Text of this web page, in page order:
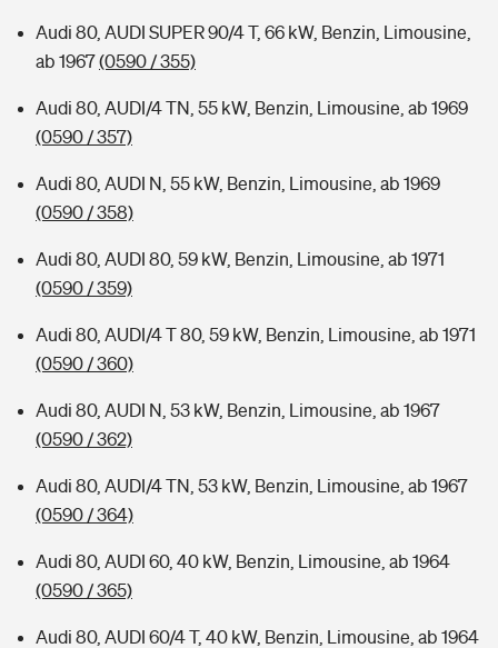
Audi 80, AUDI SUPER 90/4 T, 66 kW, Benzin, Limousine,
ab 1967(0590 / 355)
Audi 80, AUDI/4 TN, 55 kW, Benzin, Limousine, ab 1969
(0590 / 357)
Audi 80, AUDI N, 55 kW, Benzin, Limousine, ab 1969
(0590 / 358)
Audi 80, AUDI 80, 59 kW, Benzin, Limousine, ab 1971
(0590 / 359)
Audi 80, AUDI/4 T 80, 59 kW, Benzin, Limousine, ab 1971
(0590 / 360)
Audi 80, AUDI N, 53 kW, Benzin, Limousine, ab 1967
(0590 / 362)
Audi 80, AUDI/4 TN, 53 kW, Benzin, Limousine, ab 1967
(0590 / 364)
Audi 80, AUDI 60, 40 kW, Benzin, Limousine, ab 1964
(0590 / 365)
Audi 80, AUDI 60/4 T, 40 kW, Benzin, Limousine, ab 1964